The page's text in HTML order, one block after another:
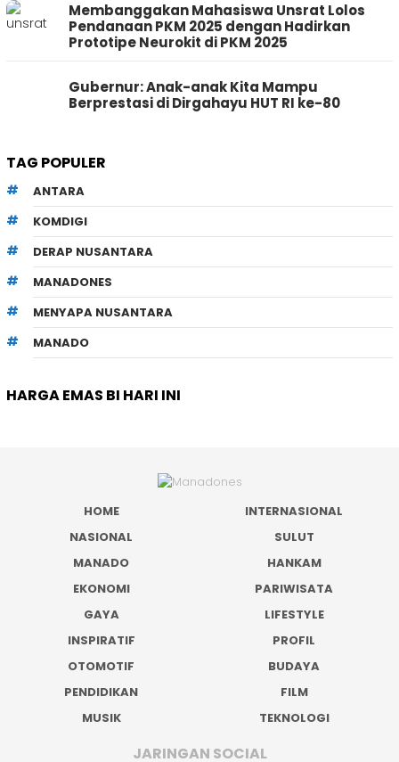
Membanggakan Mahasiswa Unsrat Lolos
Pendanaan PKM 2025 dengan Hadirkan
Prototipe Neurokit di PKM 2025
Gubernur: Anak-anak Kita Mampu
Berprestasi di Dirgahayu HUT RI ke-80
TAG POPULER
ANTARA
KOMDIGI
DERAP NUSANTARA
MANADONES
MENYAPA NUSANTARA
MANADO
HARGA EMAS BI HARI INI
HOME
INTERNASIONAL
NASIONAL
SULUT
MANADO
HANKAM
EKONOMI
PARIWISATA
GAYA
LIFESTYLE
INSPIRATIF
PROFIL
OTOMOTIF
BUDAYA
PENDIDIKAN
FILM
MUSIK
TEKNOLOGI
JARINGAN SOCIAL